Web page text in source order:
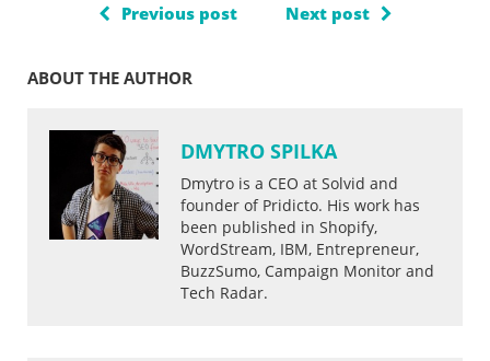
Previous post Next post
ABOUT THE AUTHOR
DMYTRO SPILKA
Dmytro is a CEO at Solvid and
founder of Pridicto. His work has
been published in Shopify,
WordStream, IBM, Entrepreneur,
BuzzSumo, Campaign Monitor and
Tech Radar.